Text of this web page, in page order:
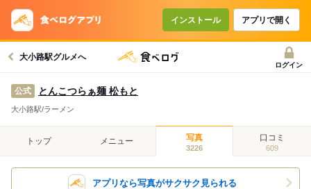
インストール アプリで開く
大小路駅グルメへ
ログイン
公式 とんこつらぁ麺 松もと
大小路駅/ラーメン
トップ メニュー 写真
3226
口コミ
609
アプリなら写真がサクサク見られる